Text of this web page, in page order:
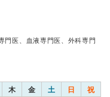
門医、血液専門医、外科専門
木 金 土 日 祝